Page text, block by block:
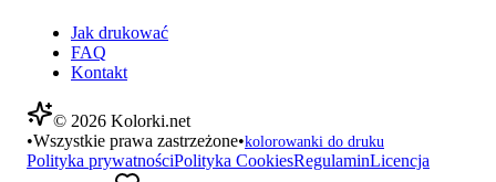
Jak drukować
FAQ
Kontakt
© 2026 Kolorki.net
•Wszystkie prawa zastrzeżone•kolorowanki do druku
Polityka prywatnościPolityka CookiesRegulaminLicencja